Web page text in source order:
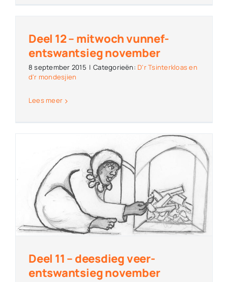
Deel 12 – mitwoch vunnef-
entswantsieg november
8 september 2015 | Categorieën: D'r Tsinterkloas en
d'r mondesjien
Lees meer
Deel 11 – deesdieg veer-
entswantsieg november